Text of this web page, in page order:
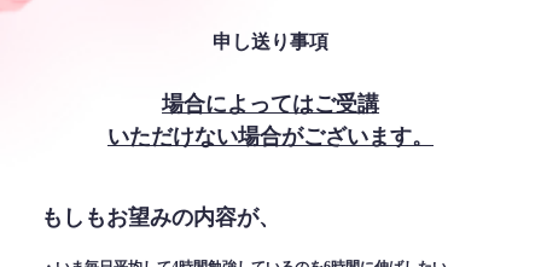
申し送り事項
場合によってはご受講
いただけない場合がございます。
もしもお望みの内容が、